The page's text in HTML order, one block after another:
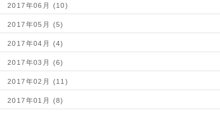
2017年06月 (10)
2017年05月 (5)
2017年04月 (4)
2017年03月 (6)
2017年02月 (11)
2017年01月 (8)